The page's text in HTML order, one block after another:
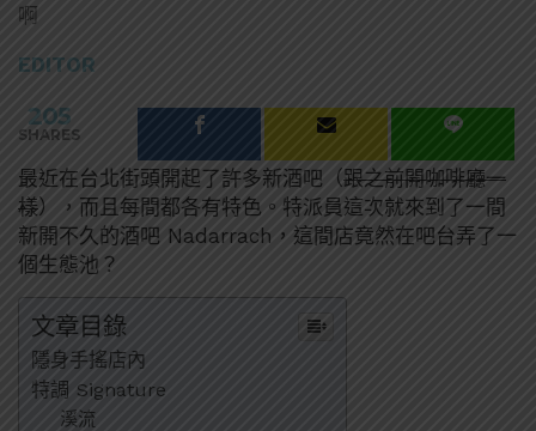
啊
EDITOR
205
SHARES
最近在台北街頭開起了許多新酒吧（跟之前開咖啡廳一
樣），而且每間都各有特色。特派員這次就來到了一間
新開不久的酒吧 Nadarrach，這間店竟然在吧台弄了一
個生態池？
文章目錄
隱身手搖店內
特調 Signature
溪流